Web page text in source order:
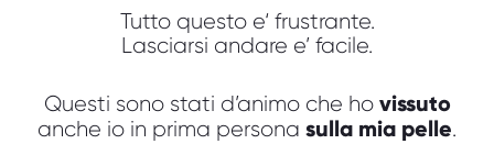
Tutto questo e‘ frustrante.
Lasciarsi andare e’ facile.
Questi sono stati d’animo che ho vissuto
anche io in prima persona sulla mia pelle.